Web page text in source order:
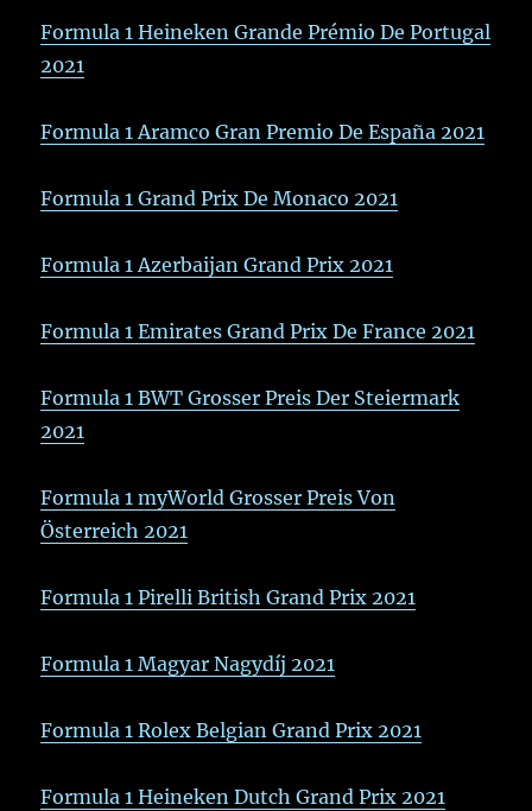
Formula 1 Heineken Grande Prémio De Portugal
2021
Formula 1 Aramco Gran Premio De España 2021
Formula 1 Grand Prix De Monaco 2021
Formula 1 Azerbaijan Grand Prix 2021
Formula 1 Emirates Grand Prix De France 2021
Formula 1 BWT Grosser Preis Der Steiermark
2021
Formula 1 myWorld Grosser Preis Von
Österreich 2021
Formula 1 Pirelli British Grand Prix 2021
Formula 1 Magyar Nagydíj 2021
Formula 1 Rolex Belgian Grand Prix 2021
Formula 1 Heineken Dutch Grand Prix 2021